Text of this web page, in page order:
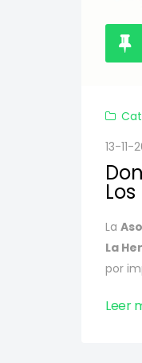
13-11-
La
La
por
Leer